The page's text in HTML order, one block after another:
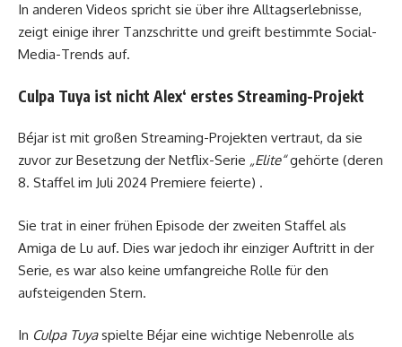
In anderen Videos spricht sie über ihre Alltagserlebnisse,
zeigt einige ihrer Tanzschritte und greift bestimmte Social-
Media-Trends auf.
Culpa Tuya ist nicht Alex‘ erstes Streaming-Projekt
Béjar ist mit großen Streaming-Projekten vertraut, da sie
zuvor zur Besetzung der Netflix-Serie „Elite“gehörte (deren
8. Staffel im Juli 2024 Premiere feierte) .
Sie trat in einer frühen Episode der zweiten Staffel als
Amiga de Lu auf. Dies war jedoch ihr einziger Auftritt in der
Serie, es war also keine umfangreiche Rolle für den
aufsteigenden Stern.
In Culpa Tuyaspielte Béjar eine wichtige Nebenrolle als